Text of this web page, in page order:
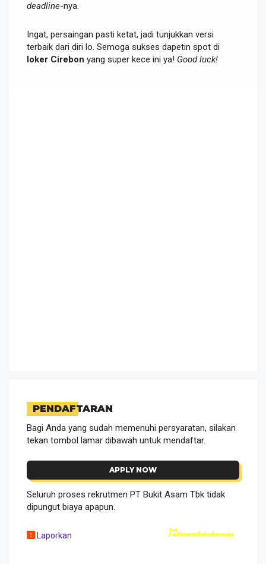
deadline-nya.
Ingat, persaingan pasti ketat, jadi tunjukkan versi
terbaik dari diri lo. Semoga sukses dapetin spot di
loker Cirebon yang super kece ini ya! Good luck!
PENDAFTARAN
Bagi Anda yang sudah memenuhi persyaratan, silakan
tekan tombol lamar dibawah untuk mendaftar.
APPLY NOW
Seluruh proses rekrutmen PT Bukit Asam Tbk tidak
dipungut biaya apapun.
Laporkan